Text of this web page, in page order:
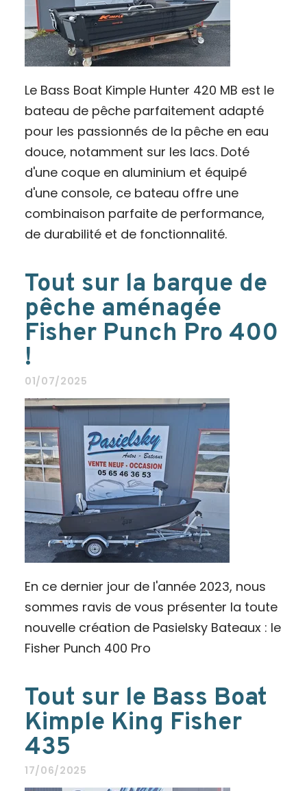
Le Bass Boat Kimple Hunter 420 MB est le
bateau de pêche parfaitement adapté
pour les passionnés de la pêche en eau
douce, notamment sur les lacs. Doté
d'une coque en aluminium et équipé
d'une console, ce bateau offre une
combinaison parfaite de performance,
de durabilité et de fonctionnalité.
Tout sur la barque de
pêche aménagée
Fisher Punch Pro 400
!
01/07/2025
En ce dernier jour de l'année 2023, nous
sommes ravis de vous présenter la toute
nouvelle création de Pasielsky Bateaux : le
Fisher Punch 400 Pro
Tout sur le Bass Boat
Kimple King Fisher
435
17/06/2025